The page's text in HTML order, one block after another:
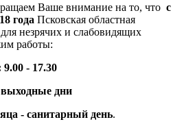
Ваше внимание на то, что с
года Псковская областная
незрячих и слабовидящих
работы:
- 17.30
выходные дни
- санитарный день.